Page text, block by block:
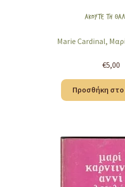
ΑΚΟΥΤΕ ΤΗ
Marie Cardinal,
€5,00
Προσθήκη στο